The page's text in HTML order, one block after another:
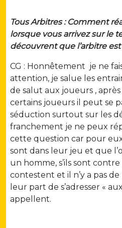
Tous Arbitres : Comment
lorsque vous arrivez sur le
découvrent que l’arbitre
CG : Honnêtement je ne
attention, je salue les
de salut aux joueurs ,
certains joueurs il peut se
séduction surtout sur les
franchement je ne peux
cette question car pour
sont dans leur jeu et que
un homme, s’ils sont contre
contestent et il n’y a pas
leur part de s’adresser «
appellent.